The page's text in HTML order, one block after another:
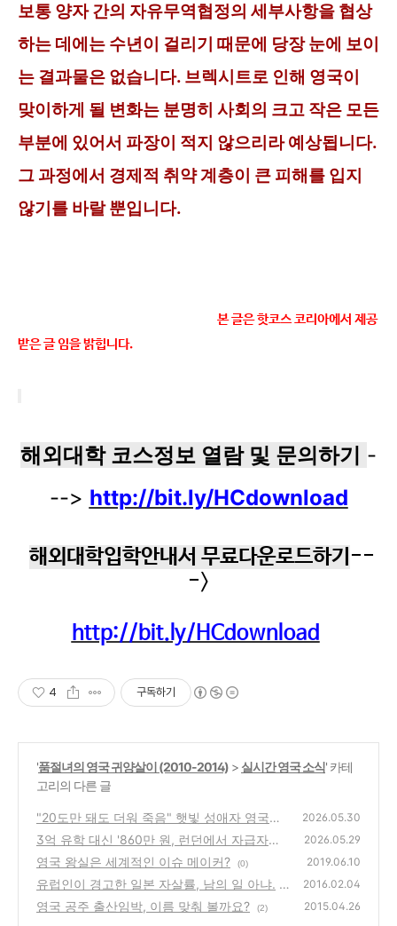
보통 양자 간의 자유무역협정의 세부사항을 협상
하는 데에는 수년이 걸리기 때문에 당장 눈에 보이
는 결과물은 없습니다. 브렉시트로 인해 영국이
맞이하게 될 변화는 분명히 사회의 크고 작은 모든
부분에 있어서 파장이 적지 않으리라 예상됩니다.
그 과정에서 경제적 취약 계층이 큰 피해를 입지
않기를 바랄뿐입니다.
본 글은 핫코스 코리아에서 제공
받은 글 임을 밝힙니다.
해외대학 코스정보 열람 및 문의하기
-
--> http://bit.ly/HCdownload
해외대학입학안내서 무료다운로드하기 --
->
http://bit.ly/HCdownload
4 구독하기
'품절녀의 영국 귀양살이 (2010-2014) > 실시간 영국 소식' 카테
고리의 다른 글
"20도만 돼도 더워 죽음" 햇빛 성애자 영국인
들이 폭염에 쌍욕 날리는 이유 (feat. 마트 vs
펍)
(0)
2026.05.30
3억 유학 대신 '860만 원, 런던에서 자급자족
살아남기
(0)
2026.05.29
영국 왕실은 세계적인 이슈 메이커? (0) 2019.06.10
유럽인이 경고한 일본 자살률, 남의 일 아냐.
(27)
2016.02.04
영국 공주 출산임박, 이름 맞춰 볼까요? (2) 2015.04.26